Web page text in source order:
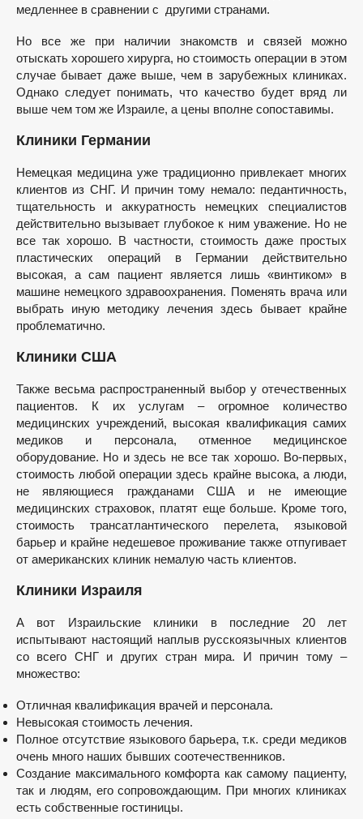
медленнее в сравнении с другими странами.
Но все же при наличии знакомств и связей можно
отыскать хорошего хирурга, но стоимость операции в этом
случае бывает даже выше, чем в зарубежных клиниках.
Однако следует понимать, что качество будет вряд ли
выше чем том же Израиле, а цены вполне сопоставимы.
Клиники Германии
Немецкая медицина уже традиционно привлекает многих
клиентов из СНГ. И причин тому немало: педантичность,
тщательность и аккуратность немецких специалистов
действительно вызывает глубокое к ним уважение. Но не
все так хорошо. В частности, стоимость даже простых
пластических операций в Германии действительно
высокая, а сам пациент является лишь «винтиком» в
машине немецкого здравоохранения. Поменять врача или
выбрать иную методику лечения здесь бывает крайне
проблематично.
Клиники США
Также весьма распространенный выбор у отечественных
пациентов. К их услугам – огромное количество
медицинских учреждений, высокая квалификация самих
медиков и персонала, отменное медицинское
оборудование. Но и здесь не все так хорошо. Во-первых,
стоимость любой операции здесь крайне высока, а люди,
не являющиеся гражданами США и не имеющие
медицинских страховок, платят еще больше. Кроме того,
стоимость трансатлантического перелета, языковой
барьер и крайне недешевое проживание также отпугивает
от американских клиник немалую часть клиентов.
Клиники Израиля
А вот Израильские клиники в последние 20 лет
испытывают настоящий наплыв русскоязычных клиентов
со всего СНГ и других стран мира. И причин тому –
множество:
Отличная квалификация врачей и персонала.
Невысокая стоимость лечения.
Полное отсутствие языкового барьера, т.к. среди медиков
очень много наших бывших соотечественников.
Создание максимального комфорта как самому пациенту,
так и людям, его сопровождающим. При многих клиниках
есть собственные гостиницы.